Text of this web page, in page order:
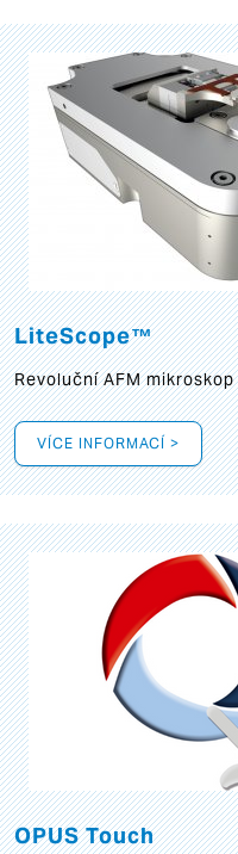
LiteScope™
Revoluční AFM
VÍCE INFORMACÍ >
OPUS Touch